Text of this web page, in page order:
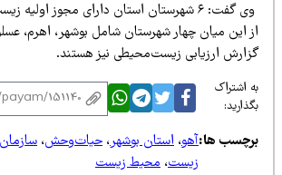
وی گفت: ۶ شهرستان استان دارای مجوز اولیه
این میان چهار شهرستان شامل بوشهر، اهرم، عسلویه و
ارزیابی زیست‌محیطی نیز هستند.
اشتراک
ها:آهو،استان بوشهر،حیات‌وحش،سازمان
زیست،محیط زیست